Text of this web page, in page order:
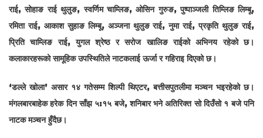
राई, सोहाङ राई थुलुङ, स्वर्णिम चाम्लिङ, ओसिन गुरुङ, पुष्पाञ्जली तिम्लिङ लिम्बू,
रमिता राई, आकाश सुहाङ लिम्बू, अञ्जना थुलुङ राई, नुमा राई, प्रकृति थुलुङ राई,
प्रिति चाम्लिङ राई, युगल श्रेष्ठ र सरोज खालिङ राईको अभिनय रहेको छ।
कलाकारहरूको सामूहिक उपस्थितिले नाटकलाई ऊर्जा र गहिराइ दिएको छ।
‘डल्ले खोला’ असार १४ गतेसम्म शिल्पी थिएटर, बत्तीसपुतलीमा मञ्चन भइरहेको छ।
मंगलबारबाहेक हरेक दिन साँझ ५:१५ बजे, शनिबार भने अतिरिक्त सो दिउँसो १ बजे पनि
नाटक मञ्चन हुँदैछ।